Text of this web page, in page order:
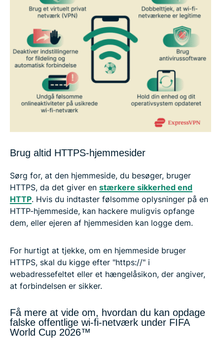
Brug altid HTTPS-hjemmesider
Sørg for, at den hjemmeside, du besøger, bruger
HTTPS, da det giver en stærkere sikkerhed end
HTTP. Hvis du indtaster følsomme oplysninger på en
HTTP-hjemmeside, kan hackere muligvis opfange
dem, eller ejeren af hjemmesiden kan logge dem.
For hurtigt at tjekke, om en hjemmeside bruger
HTTPS, skal du kigge efter "https://" i
webadressefeltet eller et hængelåsikon, der angiver,
at forbindelsen er sikker.
Få mere at vide om, hvordan du kan opdage
falske offentlige wi-fi-netværk under FIFA
World Cup 2026™